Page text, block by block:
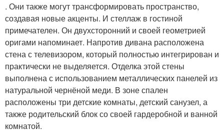
. Они также могут трансформировать пространство,
создавая новые акценты. И стеллаж в гостиной
примечателен. Он двухсторонний и своей геометрией
оригами напоминает. Напротив дивана расположена
стена с телевизором, который полностью интегрирован и
практически не выделяется. Отделка этой стены
выполнена с использованием металлических панелей из
натуральной чернёной меди. В зоне спален
расположены три детские комнаты, детский санузел, а
также родительский блок со своей гардеробной и ванной
комнатой.